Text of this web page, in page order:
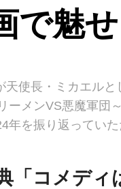
で魅
天使長・ミカエル
ーメンVS悪魔軍団
年を振り返っていた
「コメディ